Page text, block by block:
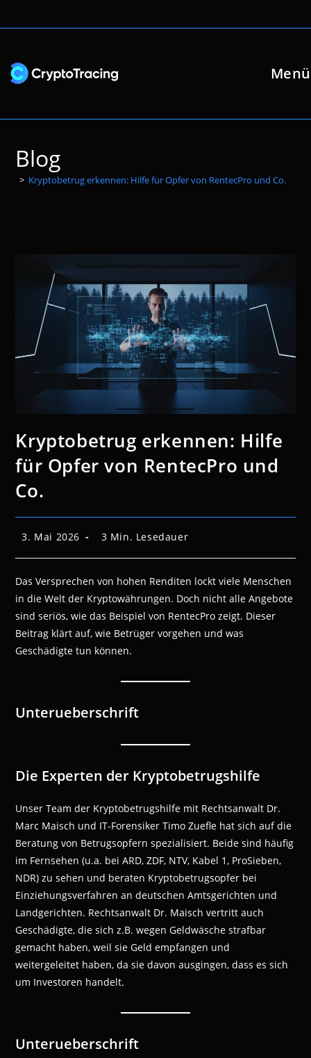
Inhalt
Menü
Blog
> Kryptobetrug erkennen: Hilfe für Opfer von RentecPro und Co.
Kryptobetrug erkennen: Hilfe
für Opfer von RentecPro und
Co.
Beitrag
3. Mai 2026 Lesedauer:
3 Min. Lesedauer
Das Versprechen von hohen Renditen lockt viele Menschen
in die Welt der Kryptowährungen. Doch nicht alle Angebote
sind seriös, wie das Beispiel von RentecPro zeigt. Dieser
Beitrag klärt auf, wie Betrüger vorgehen und was
Geschädigte tun können.
Unterueberschrift
Die Experten der Kryptobetrugshilfe
Unser Team der Kryptobetrugshilfe mit Rechtsanwalt Dr.
Marc Maisch und IT-Forensiker Timo Zuefle hat sich auf die
Beratung von Betrugsopfern spezialisiert. Beide sind häufig
im Fernsehen (u.a. bei ARD, ZDF, NTV, Kabel 1, ProSieben,
NDR) zu sehen und beraten Kryptobetrugsopfer bei
Einziehungsverfahren an deutschen Amtsgerichten und
Landgerichten. Rechtsanwalt Dr. Maisch vertritt auch
Geschädigte, die sich z.B. wegen Geldwäsche strafbar
gemacht haben, weil sie Geld empfangen und
weitergeleitet haben, da sie davon ausgingen, dass es sich
um Investoren handelt.
Unterueberschrift